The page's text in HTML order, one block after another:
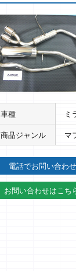
車種 ミ
商品ジャンル マ
電話でお問い合わ
お問い合わせはこち